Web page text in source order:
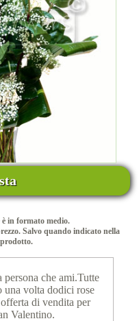
in formato medio.
Salvo quando indicato nella
che ami.Tutte
una volta dodici rose
di vendita per
Valentino.